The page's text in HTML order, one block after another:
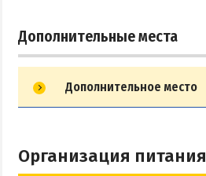
Дополнительные места
Дополнительное место
Организация питания